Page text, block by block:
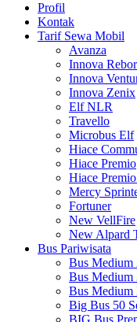
Profil
Kontak
Tarif Sewa Mobil
Avanza
Innova
Innova
Innova Zenix
Elf NLR
Travello
Microbus Elf
Hiace
Hiace Premio
Hiace
Mercy
Fortuner
New VellFire
New Alpard
Bus Pariwisata
Bus Medium
Bus Medium
Bus Medium
Big Bus 50